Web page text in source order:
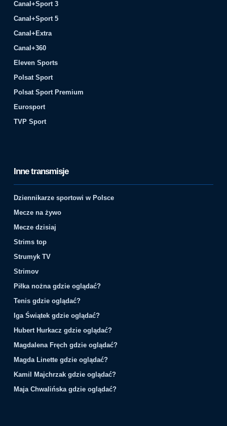
Canal+Sport 3
Canal+Sport 5
Canal+Extra
Canal+360
Eleven Sports
Polsat Sport
Polsat Sport Premium
Eurosport
TVP Sport
Inne transmisje
Dziennikarze sportowi w Polsce
Mecze na żywo
Mecze dzisiaj
Strims top
Strumyk TV
Strimov
Piłka nożna gdzie oglądać?
Tenis gdzie oglądać?
Iga Świątek gdzie oglądać?
Hubert Hurkacz gdzie oglądać?
Magdalena Fręch gdzie oglądać?
Magda Linette gdzie oglądać?
Kamil Majchrzak gdzie oglądać?
Maja Chwalińska gdzie oglądać?